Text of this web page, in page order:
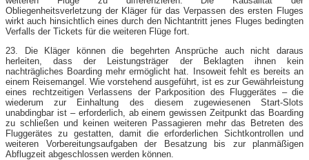
Obliegenheitsverletzung der Kläger für das Verpassen des ersten Fluges
wirkt auch hinsichtlich eines durch den Nichtantritt jenes Fluges bedingten
Verfalls der Tickets für die weiteren Flüge fort.
23. Die Kläger können die begehrten Ansprüche auch nicht daraus
herleiten, dass der Leistungsträger der Beklagten ihnen kein
nachträgliches Boarding mehr ermöglicht hat. Insoweit fehlt es bereits an
einem Reisemangel. Wie vorstehend ausgeführt, ist es zur Gewährleistung
eines rechtzeitigen Verlassens der Parkposition des Fluggerätes – die
wiederum zur Einhaltung des diesem zugewiesenen Start-Slots
unabdingbar ist – erforderlich, ab einem gewissen Zeitpunkt das Boarding
zu schließen und keinen weiteren Passagieren mehr das Betreten des
Fluggerätes zu gestatten, damit die erforderlichen Sichtkontrollen und
weiteren Vorbereitungsaufgaben der Besatzung bis zur planmäßigen
Abflugzeit abgeschlossen werden können.